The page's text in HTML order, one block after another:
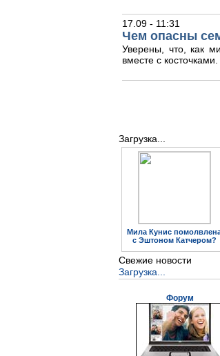
17.09 - 11:31
Чем опасны
Уверены, что, как
вместе с косточками.
Загрузка...
Мила Кунис
с Эштоном Катчером?
Свежие новости
Загрузка...
Форум